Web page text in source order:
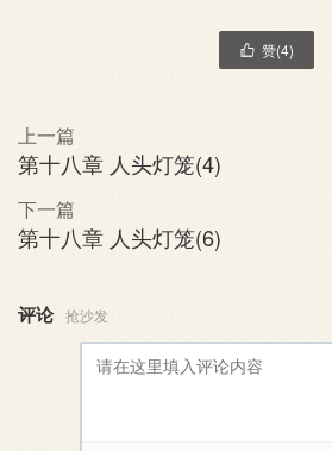
 赞(4)
上一篇
第十八章 人头灯笼(4)
下一篇
第十八章 人头灯笼(6)
评论 抢沙发